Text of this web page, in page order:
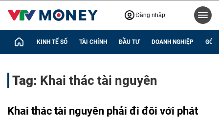
Đăng nhập
KINH TẾ SỐ TÀI CHÍNH ĐẦU TƯ DOANH NGHIỆP GÓC
Tag: Khai thác tài nguyên
Khai thác tài nguyên phải đi đôi với phát